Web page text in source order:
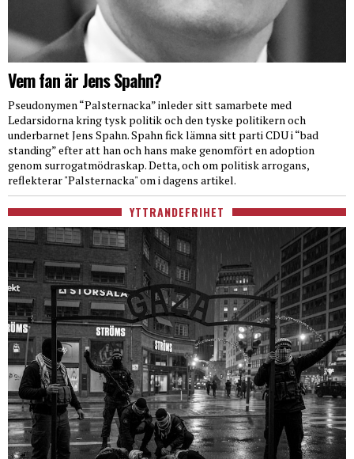
Vem fan är Jens Spahn?
Pseudonymen “Palsternacka” inleder sitt samarbete med
Ledarsidorna kring tysk politik och den tyske politikern och
underbarnet Jens Spahn. Spahn fick lämna sitt parti CDU i “bad
standing” efter att han och hans make genomfört en adoption
genom surrogatmödraskap. Detta, och om politisk arrogans,
reflekterar "Palsternacka" om i dagens artikel.
YTTRANDEFRIHET